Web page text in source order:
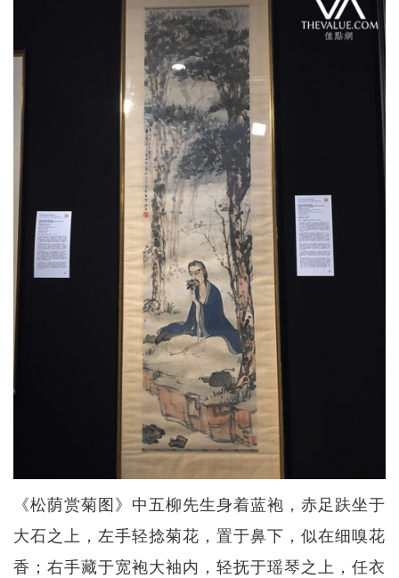
《松荫赏菊图》中五柳先生身着蓝袍，赤足趺坐于
大石之上，左手轻捻菊花，置于鼻下，似在细嗅花
香；右手藏于宽袍大袖内，轻抚于瑶琴之上，任衣